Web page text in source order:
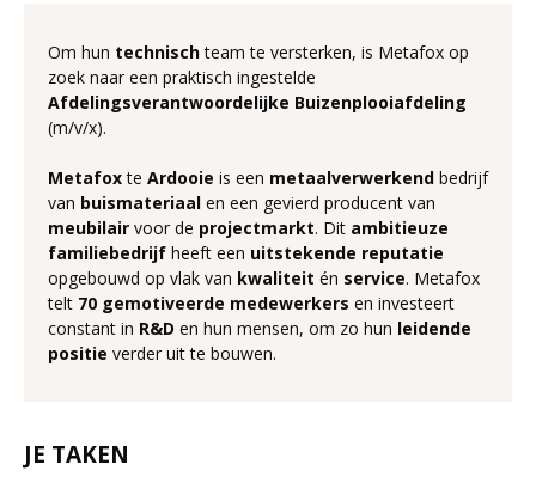
Om hun technischteam te versterken, is Metafox op
zoek naar een praktisch ingestelde
Afdelingsverantwoordelijke Buizenplooiafdeling
(m/v/x).
Metafoxte Ardooie is een metaalverwerkend bedrijf
van buismateriaal en een gevierd producent van
meubilair voor de projectmarkt. Dit ambitieuze
familiebedrijf heeft een uitstekende reputatie
opgebouwd op vlak van kwaliteit én service. Metafox
telt 70 gemotiveerde medewerkers en investeert
constant in R&D en hun mensen, om zo hun leidende
positie verder uit te bouwen.
JE TAKEN